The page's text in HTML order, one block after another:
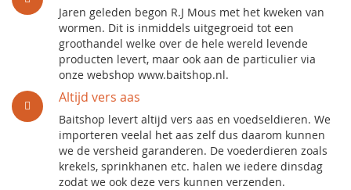
Jaren geleden begon R.J Mous met het kweken van
wormen. Dit is inmiddels uitgegroeid tot een
groothandel welke over de hele wereld levende
producten levert, maar ook aan de particulier via
onze webshop www.baitshop.nl.
Altijd vers aas
Baitshop levert altijd vers aas en voedseldieren. We
importeren veelal het aas zelf dus daarom kunnen
we de versheid garanderen. De voederdieren zoals
krekels, sprinkhanen etc. halen we iedere dinsdag
zodat we ook deze vers kunnen verzenden.